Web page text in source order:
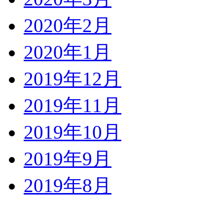
2020年2月
2020年1月
2019年12月
2019年11月
2019年10月
2019年9月
2019年8月